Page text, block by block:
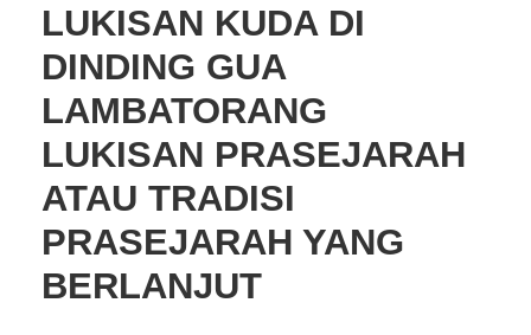
LUKISAN KUDA DI
DINDING GUA
LAMBATORANG
LUKISAN PRASEJARAH
ATAU TRADISI
PRASEJARAH YANG
BERLANJUT